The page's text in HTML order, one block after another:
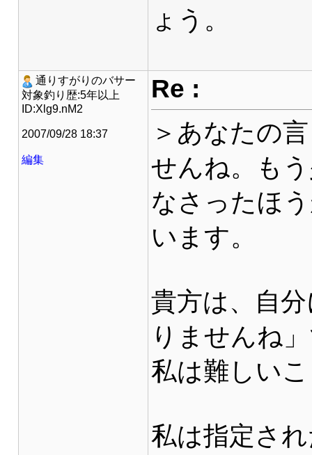
ょう。
通りすがりのバサー
対象釣り歴:5年以上
ID:Xlg9.nM2
2007/09/28 18:37
編集
Re :
＞あなたの
せんね。も
なさったほ
います。
貴方は、自
りませんね
私は難しい
私は指定さ